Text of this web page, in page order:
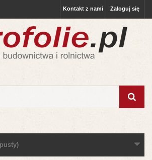
Zaloguj się
Kontakt z nami